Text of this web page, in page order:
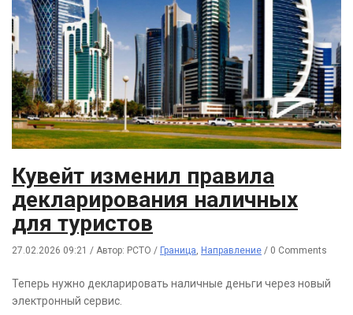
Кувейт изменил правила
декларирования наличных
для туристов
27.02.2026 09:21 / Автор: РСТО / Граница, Направление / 0 Comments
Теперь нужно декларировать наличные деньги через новый
электронный сервис.